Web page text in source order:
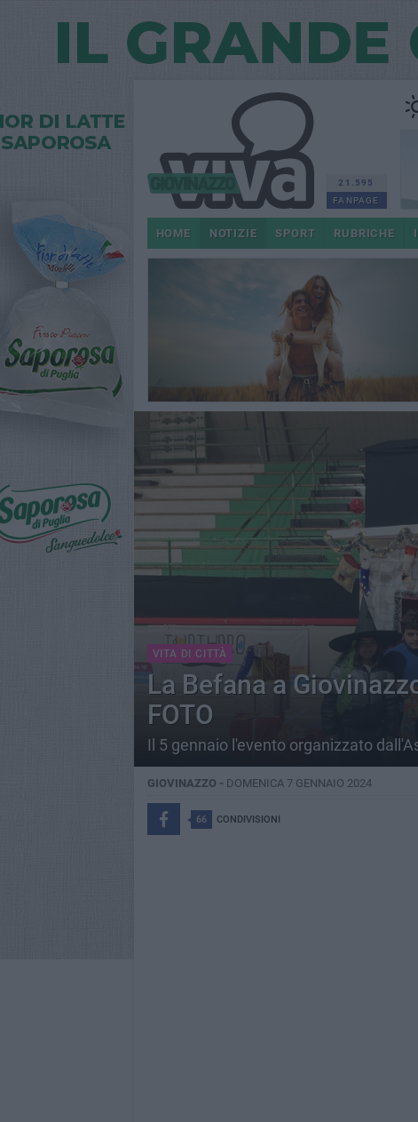
21.595
FANPAGE
HOME NOTIZIE SPORT RUBRICHE
VITA DI CITTÀ
La Befana a
FOTO
Il 5 gennaio l'evento organizzato
GIOVINAZZO - DOMENICA 7 GENNAIO 2024
66 CONDIVISIONI